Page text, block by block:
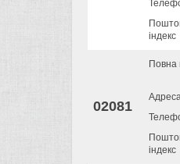
індекс
02081
Повна
індекс